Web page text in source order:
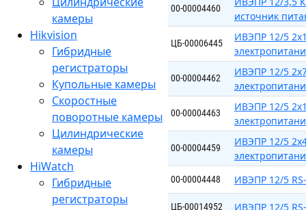
камеры
Hikvision
Гибридные
регистраторы
Купольные камеры
Скоростные
поворотные камеры
Цилиндрические
камеры
HiWatch
Гибридные
регистраторы
00-00004460
источник
ЦБ-00006445
ИВЭПР 12/5
00-00004462
ИВЭПР 12/5
00-00004463
ИВЭПР 12/5
00-00004459
ИВЭПР 12/5
00-00004448 ИВЭПР 12/5
ЦБ-00014952 ИВЭПР 12/5